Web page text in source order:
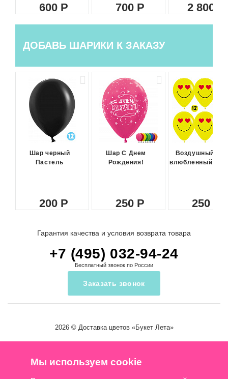
600 700 2 800
ДОБАВЬ ШАРИКИ К ЗАКАЗУ
Шар черный
Пастель
200
Шар С Днем
Рождения!
250
Воздушный
влюбленный
250
Гарантия качества и условия возврата товара
+7 (495) 032-94-24
Бесплатный звонок по России
Заказать звонок
2026 © Доставка цветов«Букет Лета»
Мы используем cookie